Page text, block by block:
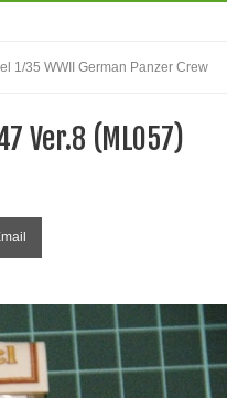
1/35 WWII German Panzer Crew
Ver.8 (ML057)